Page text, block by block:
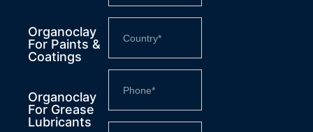
Organoclay
For Paints &
Coatings
Organoclay
For Grease
Lubricants